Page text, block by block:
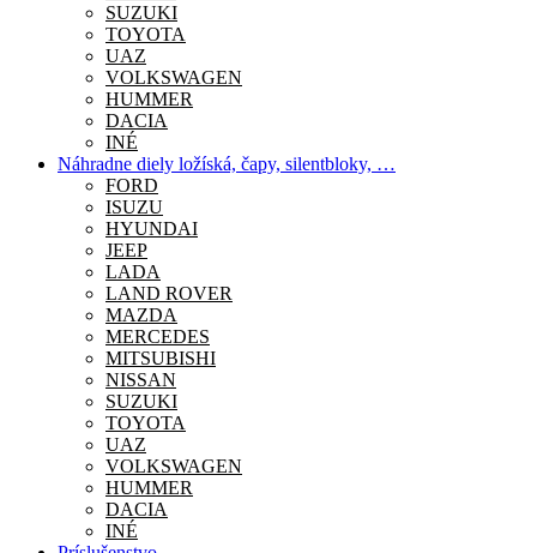
SUZUKI
TOYOTA
UAZ
VOLKSWAGEN
HUMMER
DACIA
INÉ
Náhradne diely ložíská, čapy, silentbloky, …
FORD
ISUZU
HYUNDAI
JEEP
LADA
LAND ROVER
MAZDA
MERCEDES
MITSUBISHI
NISSAN
SUZUKI
TOYOTA
UAZ
VOLKSWAGEN
HUMMER
DACIA
INÉ